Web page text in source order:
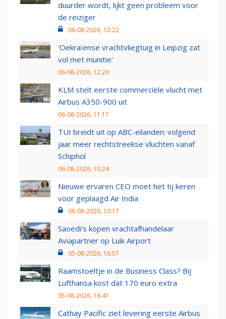
duurder wordt, lijkt geen probleem voor
de reiziger
06-08-2026, 12:22
'Oekraïense vrachtvliegtuig in Leipzig zat
vol met munitie'
06-08-2026, 12:20
KLM stelt eerste commerciële vlucht met
Airbus A350-900 uit
06-08-2026, 11:17
TUI breidt uit op ABC-eilanden: volgend
jaar meer rechtstreekse vluchten vanaf
Schiphol
06-08-2026, 10:24
Nieuwe ervaren CEO moet het tij keren
voor geplaagd Air India
06-08-2026, 10:17
Saoedi’s kopen vrachtafhandelaar
Aviapartner op Luik Airport
05-08-2026, 16:57
Raamstoeltje in de Business Class? Bij
Lufthansa kost dat 170 euro extra
05-08-2026, 16:41
Cathay Pacific ziet levering eerste Airbus